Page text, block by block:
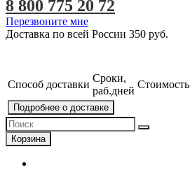
8 800 775 20 72
Перезвоните мне
Доставка по всей России 350 руб.
Способ доставки
Сроки,
раб.дней
Стоимость
Подробнее о доставке
Корзина